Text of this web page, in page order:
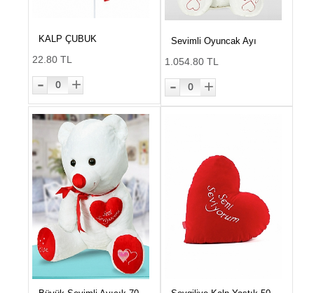
KALP ÇUBUK
22.80 TL
- 0 +
Sevimli Oyuncak Ayı
1.054.80 TL
- 0 +